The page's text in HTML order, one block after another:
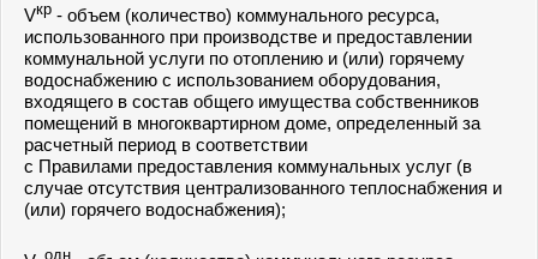
Vкр - объем (количество) коммунального ресурса,
использованного при производстве и предоставлении
коммунальной услуги по отоплению и (или) горячему
водоснабжению с использованием оборудования,
входящего в состав общего имущества собственников
помещений в многоквартирном доме, определенный за
расчетный период в соответствии
с Правилами предоставления коммунальных услуг (в
случае отсутствия централизованного теплоснабжения и
(или) горячего водоснабжения);
одн